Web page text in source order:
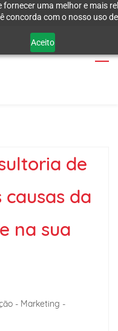
uma melhor e mais
concorda com o nosso uso
Aceito
de
da
na sua
- Marketing -